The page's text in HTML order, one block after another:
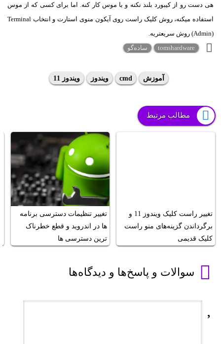
هی دست رو از کیبورد بلند نکنه و با موس کار کنه. اما برای کسی که از موس
استفاده میکنه، روش کلیک راست روی آیکون منوی استارت و انتخاب Terminal
(Admin) روش سریعتریه.
tomshardware
ساده‌گو
آموزش cmd ویندوز ویندوز 11
مطالب مرتبط
تغییر راست کلیک ویندوز 11 و
برگرداندن گزینه‌های منو راست
کلیک قدیمی
تغییر تنظیمات دسترسی برنامه
ها در اندروید و قطع خطرناک
ترین دسترسی ها
سوالات و پاسخ‌ها و دیدگاه‌ها